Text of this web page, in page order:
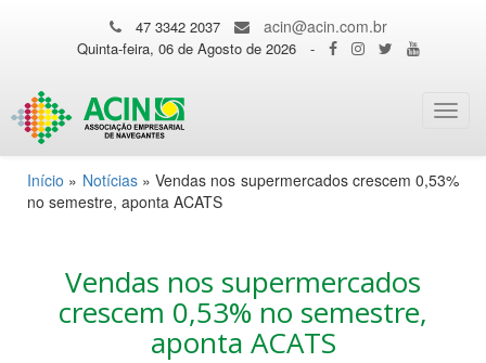
47 3342 2037 acin@acin.com.br
Quinta-feira, 06 de Agosto de 2026 -
Início » Notícias» Vendas nos supermercados crescem 0,53%
no semestre, aponta ACATS
Vendas nos supermercados
crescem 0,53% no semestre,
aponta ACATS